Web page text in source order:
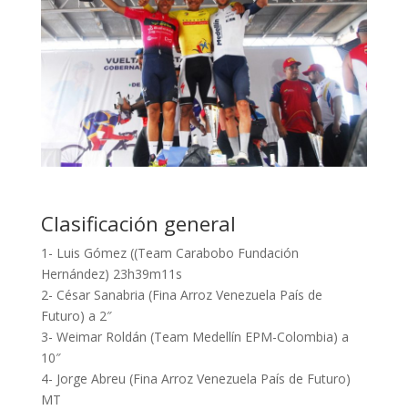
Clasificación general
1- Luis Gómez ((Team Carabobo Fundación
Hernández) 23h39m11s
2- César Sanabria (Fina Arroz Venezuela País de
Futuro) a 2″
3- Weimar Roldán (Team Medellín EPM-Colombia) a
10″
4- Jorge Abreu (Fina Arroz Venezuela País de Futuro)
MT